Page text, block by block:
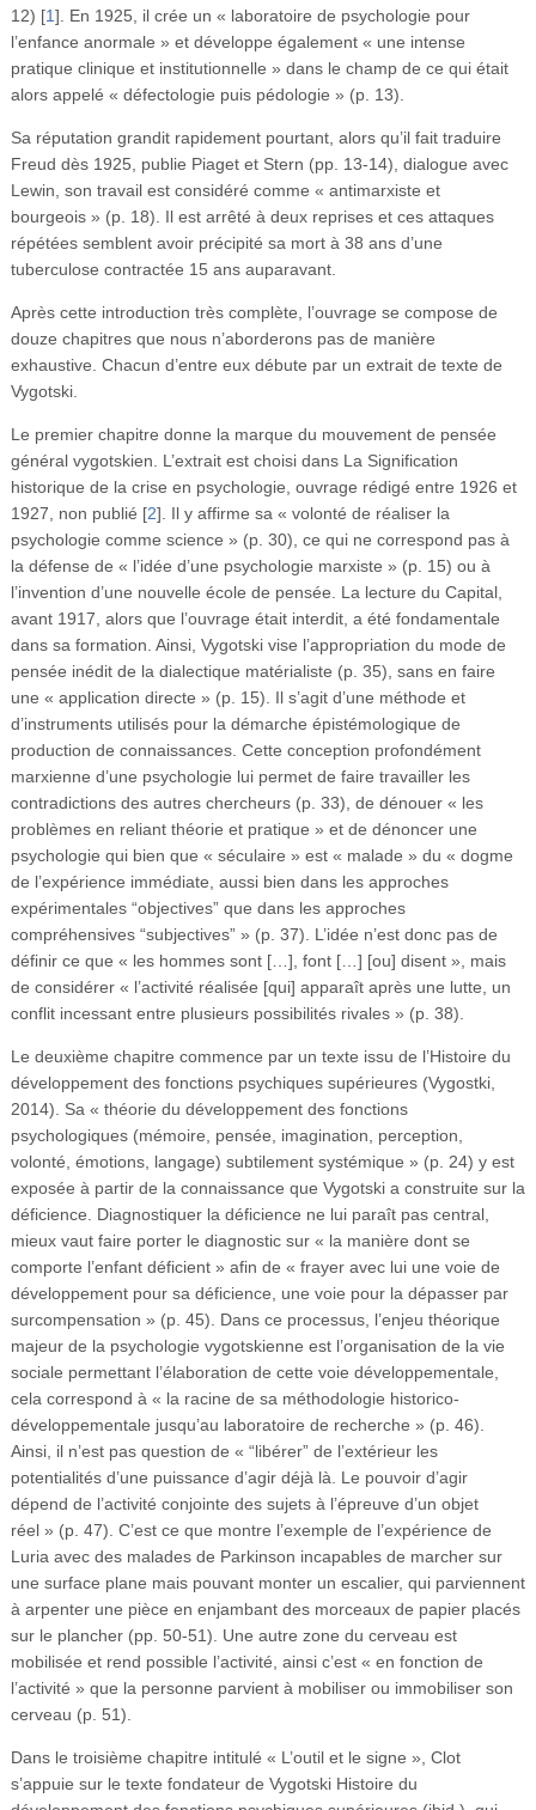
12) [1] . En 1925, il crée un « laboratoire de psychologie pour
l’enfance anormale » et développe également « une intense
pratique clinique et institutionnelle » dans le champ de ce qui était
alors appelé « défectologie puis pédologie » (p. 13).
Sa réputation grandit rapidement pourtant, alors qu’il fait traduire
Freud dès 1925, publie Piaget et Stern (pp. 13-14), dialogue avec
Lewin, son travail est considéré comme « antimarxiste et
bourgeois » (p. 18). Il est arrêté à deux reprises et ces attaques
répétées semblent avoir précipité sa mort à 38 ans d’une
tuberculose contractée 15 ans auparavant.
Après cette introduction très complète, l’ouvrage se compose de
douze chapitres que nous n’aborderons pas de manière
exhaustive. Chacun d’entre eux débute par un extrait de texte de
Vygotski.
Le premier chapitre donne la marque du mouvement de pensée
général vygotskien. L’extrait est choisi dans La Signification
historique de la crise en psychologie, ouvrage rédigé entre 1926 et
1927, non publié [2] . Il y affirme sa « volonté de réaliser la
psychologie comme science » (p. 30), ce qui ne correspond pas à
la défense de « l’idée d’une psychologie marxiste » (p. 15) ou à
l’invention d’une nouvelle école de pensée. La lecture du Capital,
avant 1917, alors que l’ouvrage était interdit, a été fondamentale
dans sa formation. Ainsi, Vygotski vise l’appropriation du mode de
pensée inédit de la dialectique matérialiste (p. 35), sans en faire
une « application directe » (p. 15). Il s’agit d’une méthode et
d’instruments utilisés pour la démarche épistémologique de
production de connaissances. Cette conception profondément
marxienne d’une psychologie lui permet de faire travailler les
contradictions des autres chercheurs (p. 33), de dénouer « les
problèmes en reliant théorie et pratique » et de dénoncer une
psychologie qui bien que « séculaire » est « malade » du « dogme
de l’expérience immédiate, aussi bien dans les approches
expérimentales “objectives” que dans les approches
compréhensives “subjectives” » (p. 37). L’idée n’est donc pas de
définir ce que « les hommes sont […], font […] [ou] disent », mais
de considérer « l’activité réalisée [qui] apparaît après une lutte, un
conflit incessant entre plusieurs possibilités rivales » (p. 38).
Le deuxième chapitre commence par un texte issu de l’Histoire du
développement des fonctions psychiques supérieures (Vygostki,
2014). Sa « théorie du développement des fonctions
psychologiques (mémoire, pensée, imagination, perception,
volonté, émotions, langage) subtilement systémique » (p. 24) y est
exposée à partir de la connaissance que Vygotski a construite sur la
déficience. Diagnostiquer la déficience ne lui paraît pas central,
mieux vaut faire porter le diagnostic sur « la manière dont se
comporte l’enfant déficient » afin de « frayer avec lui une voie de
développement pour sa déficience, une voie pour la dépasser par
surcompensation » (p. 45). Dans ce processus, l’enjeu théorique
majeur de la psychologie vygotskienne est l’organisation de la vie
sociale permettant l’élaboration de cette voie développementale,
cela correspond à « la racine de sa méthodologie historico-
développementale jusqu’au laboratoire de recherche » (p. 46).
Ainsi, il n’est pas question de « “libérer” de l’extérieur les
potentialités d’une puissance d’agir déjà là. Le pouvoir d’agir
dépend de l’activité conjointe des sujets à l’épreuve d’un objet
réel » (p. 47). C’est ce que montre l’exemple de l’expérience de
Luria avec des malades de Parkinson incapables de marcher sur
une surface plane mais pouvant monter un escalier, qui parviennent
à arpenter une pièce en enjambant des morceaux de papier placés
sur le plancher (pp. 50-51). Une autre zone du cerveau est
mobilisée et rend possible l’activité, ainsi c’est « en fonction de
l’activité » que la personne parvient à mobiliser ou immobiliser son
cerveau (p. 51).
Dans le troisième chapitre intitulé « L’outil et le signe », Clot
s’appuie sur le texte fondateur de Vygotski Histoire du